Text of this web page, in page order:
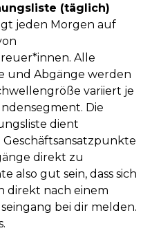
(täglich)
jeden Morgen auf
Alle
und Abgänge werden
variiert je
Die
dient
direkt zu
also gut sein, dass sich
direkt nach einem
bei dir melden.